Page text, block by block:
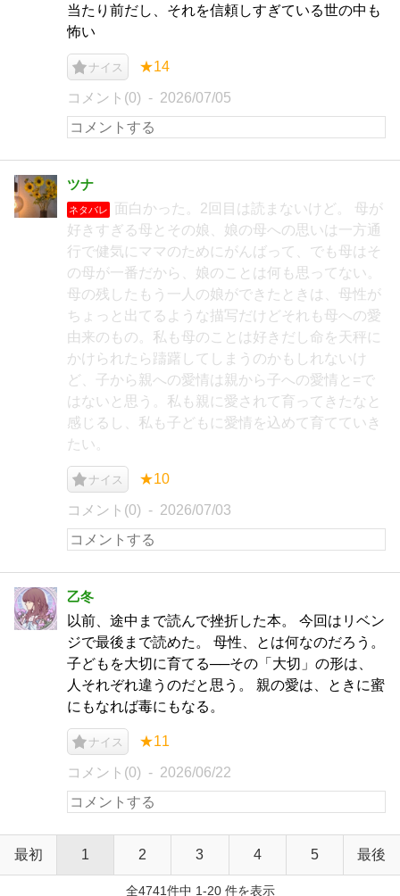
当たり前だし、それを信頼しすぎている世の中も
怖い
ナイス ★14
コメント(0) 2026/07/05
ツナ
ネタバレ
面白かった。2回目は読まないけど。 母が
好きすぎる母とその娘、娘の母への思いは一方通
行で健気にママのためにがんばって、でも母はそ
の母が一番だから、娘のことは何も思ってない。
母の残したもう一人の娘ができたときは、母性が
ちょっと出てるような描写だけどそれも母への愛
由来のもの。私も母のことは好きだし命を天秤に
かけられたら躊躇してしまうのかもしれないけ
ど、子から親への愛情は親から子への愛情と=で
はないと思う。私も親に愛されて育ってきたなと
感じるし、私も子どもに愛情を込めて育てていき
たい。
ナイス ★10
コメント(0) 2026/07/03
乙冬
以前、途中まで読んで挫折した本。 今回はリベン
ジで最後まで読めた。 母性、とは何なのだろう。
子どもを大切に育てる──その「大切」の形は、
人それぞれ違うのだと思う。 親の愛は、ときに蜜
にもなれば毒にもなる。
ナイス ★11
コメント(0) 2026/06/22
最初 1 2 3 4 5 最後
全4741件中 1-20 件を表示